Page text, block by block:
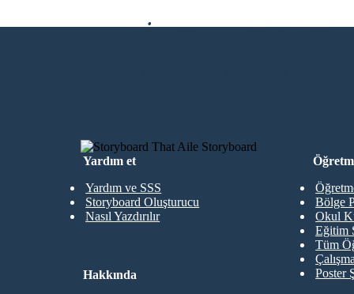
İndirme Yok,
Yardım et
Yardım ve SSS
Storyboard Oluşturucu
Nasıl Yazdırılır
Bölge
Okul
Eğitim
Tüm
Poster
Hakkında